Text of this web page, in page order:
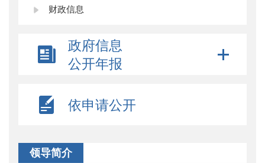
财政信息
政府信息
公开年报
依申请公开
领导简介